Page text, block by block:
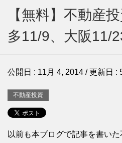
【無料】不動産
多11/9、大阪11/
公開日 : 11月 4, 2014 / 更新日 :
不動産投資
以前も本ブログで記事を書い